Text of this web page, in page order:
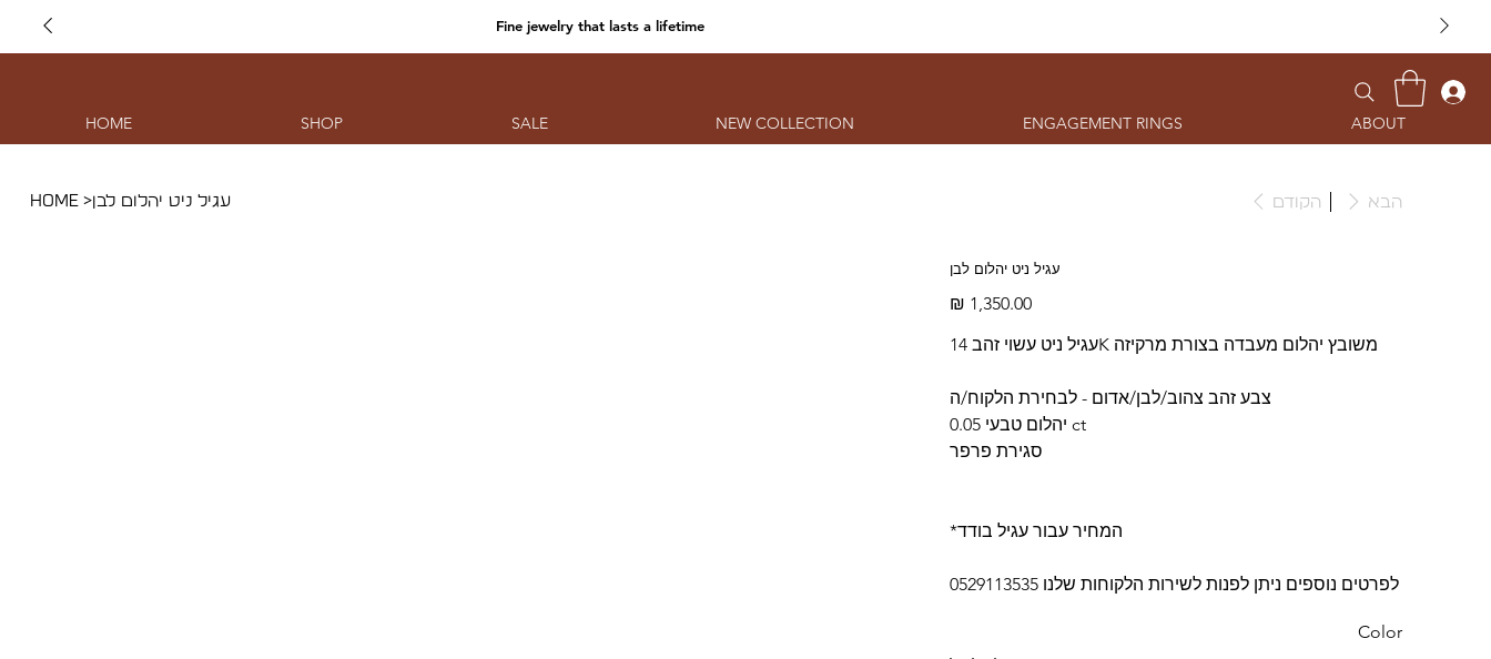
Fine jewelry that lasts a lifetime
HOME SHOP SALE NEW COLLECTION ENGAGEMENT RINGS ABOUT
HOME >עגיל ניט יהלום לבן הקודם הבא
עגיל ניט יהלום לבן
מחיר
‏1,350.00 ‏₪
עגיל ניט עשוי זהב 14K משובץ יהלום מעבדה בצורת מרקיזה
צבע זהב צהוב/לבן/אדום - לבחירת הלקוח/ה
יהלום טבעי 0.05 ct
סגירת פרפר
*המחיר עבור עגיל בודד
לפרטים נוספים ניתן לפנות לשירות הלקוחות שלנו 0529113535
Color